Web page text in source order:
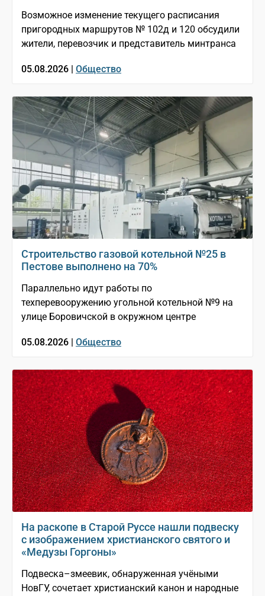
Возможное изменение текущего расписания
пригородных маршрутов № 102д и 120 обсудили
жители, перевозчик и представитель минтранса
05.08.2026 | Общество
Строительство газовой котельной №25 в
Пестове выполнено на 70%
Параллельно идут работы по
техперевооружению угольной котельной №9 на
улице Боровичской в окружном центре
05.08.2026 | Общество
На раскопе в Старой Руссе нашли подвеску
с изображением христианского святого и
«Медузы Горгоны»
Подвеска–змеевик, обнаруженная учёными
НовГУ, сочетает христианский канон и народные